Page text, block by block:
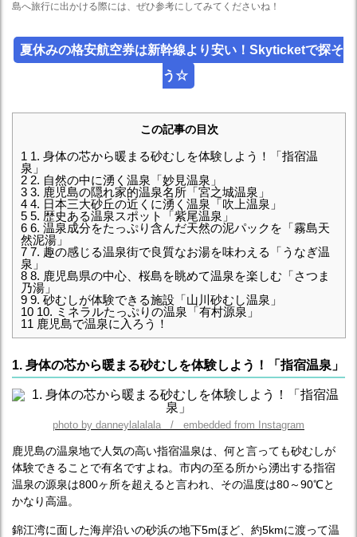
島へ旅行に出かける際には、ぜひ参考にしてみてくださいね！
夏休みの格安航空券は新幹線より安い！Skyticketで探そ
う☆
この記事の目次
1 1. 身体の芯から暖まる砂むしを体験しよう！「指宿温
泉」
2 2. 自然の中に湧く温泉「妙見温泉」
3 3. 鹿児島の隠れ家的温泉名所「宮之城温泉」
4 4. 日本三大砂丘の近くに湧く温泉「吹上温泉」
5 5. 歴史ある温泉スポット「紫尾温泉」
6 6. 温泉成分をたっぷり含んだ天然の泥パックを「霧島天
然泥湯」
7 7. 趣の感じる温泉街で良質なお湯を味わえる「うなぎ温
泉」
8 8. 鹿児島県の中心、桜島を眺めて温泉を楽しむ「さつま
乃湯」
9 9. 砂むしが体験できる施設「山川砂むし温泉」
10 10. ミネラルたっぷりの温泉「有村源泉」
11 鹿児島で温泉に入ろう！
1. 身体の芯から暖まる砂むしを体験しよう！「指宿温泉」
photo by danneylalalala / embedded from Instagram
鹿児島の温泉地で人気の高い指宿温泉は、何と言っても砂むしが
体験できることで有名ですよね。市内の至る所から湧出する指宿
温泉の源泉は800ヶ所を超えると言われ、その温度は80～90℃と
かなり高温。
錦江湾に面した海岸沿いの砂浜の地下5mほど、約5kmに渡って温